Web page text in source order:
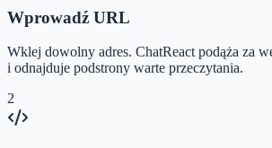
Wprowadź URL
Wklej dowolny adres. ChatReact podąża za
i odnajduje podstrony warte przeczytania.
2